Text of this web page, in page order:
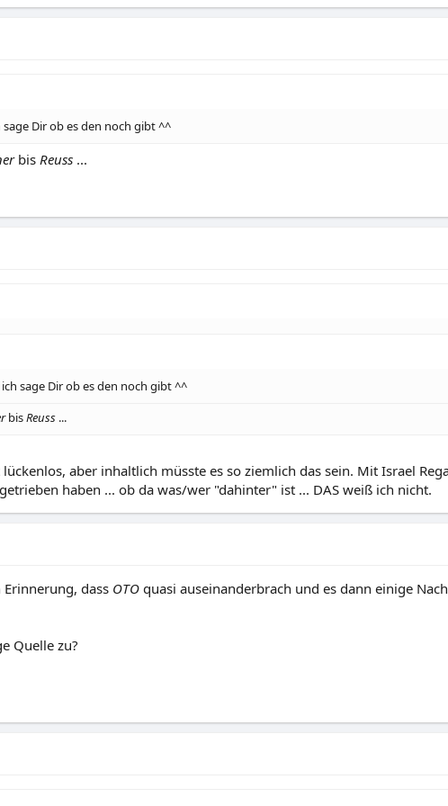
Dir ob es den noch gibt ^^
bis Reuss ...
sage Dir ob es den noch gibt ^^
bisReuss ...
lückenlos, aber inhaltlich müsste es so ziemlich das sein. Mit Israel
haben ... ob da was/wer "dahinter" ist ... DAS weiß ich nicht.
dass OTO quasi auseinanderbrach und es dann einige
Quelle zu?